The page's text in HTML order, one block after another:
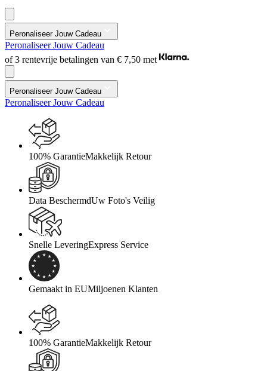
Peronaliseer Jouw Cadeau
Peronaliseer Jouw Cadeau
of 3 rentevrije betalingen van € 7,50 met
Peronaliseer Jouw Cadeau
Peronaliseer Jouw Cadeau
100% GarantieMakkelijk Retour
Data BeschermdUw Foto's Veilig
Snelle LeveringExpress Service
Gemaakt in EUMiljoenen Klanten
100% GarantieMakkelijk Retour